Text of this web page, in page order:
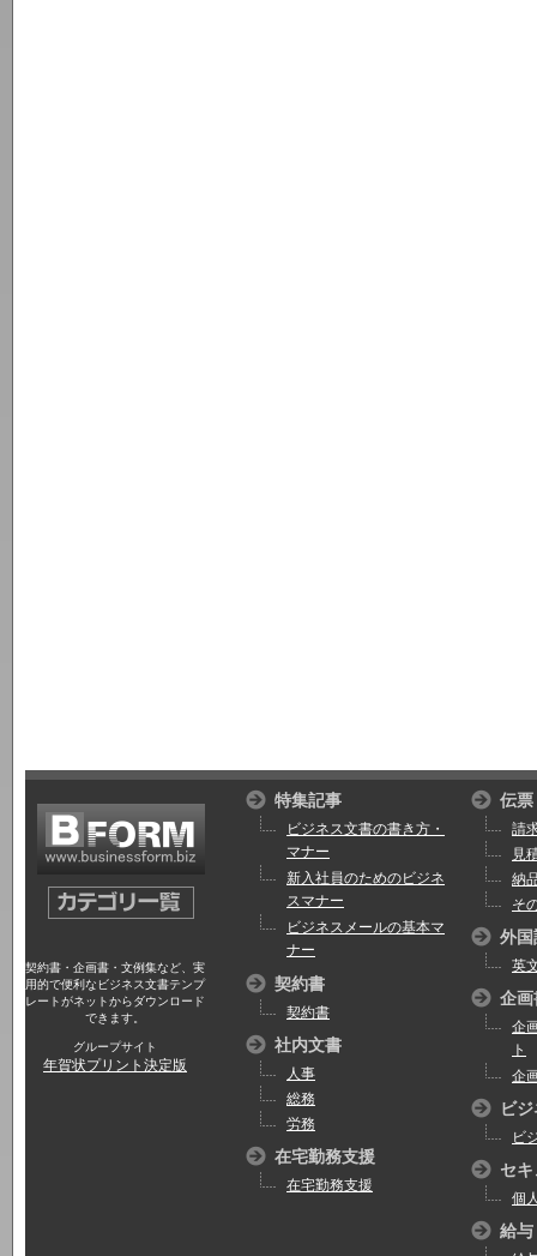
契約書・企画書・文例集など、実
用的で便利なビジネス文書テンプ
レートがネットからダウンロード
できます。
グループサイト
年賀状プリント決定版
特集記事
ビジネス文書の書き方・
マナー
新入社員のためのビジネ
スマナー
ビジネスメールの基本マ
ナー
契約書
契約書
社内文書
人事
総務
労務
在宅勤務支援
在宅勤務支援
伝票
請
見
納
そ
外国
英
企画
企
ト
企
ビ
ビ
セ
個
給与